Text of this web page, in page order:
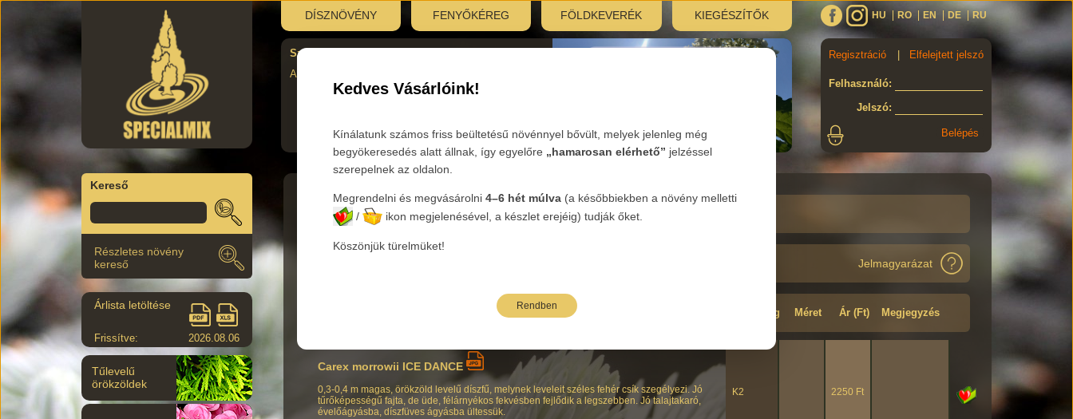
Kedves Vásárlóink!
Kínálatunk számos friss beültetésű növénnyel bővült, melyek jelenleg még
begyökeresedés alatt állnak, így egyelőre „hamarosan elérhető” jelzéssel
szerepelnek az oldalon.
Megrendelni és megvásárolni 4–6 hét múlva (a későbbiekben a növény melletti
/
ikon megjelenésével, a készlet erejéig) tudják őket.
Köszönjük türelmüket!
Rendben
DÍSZNÖVÉNY FENYŐKÉREG FÖLDKEVERÉK KIEGÉSZÍTŐK
Szombati újranyitás:
AUgusztus 29., 7:30–12:00
Tovább
HU RO EN DE RU
Regisztráció Elfelejtett jelszó
Felhasználó:
Jelszó:
Kereső
Részletes növény
kereső
Árlista letöltése
Frissítve: 2026.08.06
Tűlevelű
örökzöldek
Főkategória:ÉvelőkNemzetség :Carex - Tarka sásFaj:
Jelmagyarázat
Oldalak: 1 Minőség Méret Ár (Ft) Megjegyzés
Carex morrowii ICE DANCE
0,3-0,4 m magas, örökzöld levelű díszfű, melynek leveleit széles fehér csík szegélyezi. Jó
tűrőképességű fajta, de üde, félárnyékos fekvésben fejlődik a legszebben. Jó talajtakaró,
évelőágyásba, díszfüves ágyásba ültessük.
K2 2250 Ft